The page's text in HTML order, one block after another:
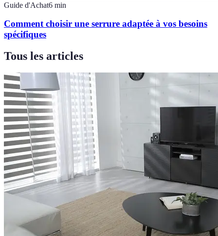
Guide d'Achat6 min
Comment choisir une serrure adaptée à vos besoins
spécifiques
Tous les articles